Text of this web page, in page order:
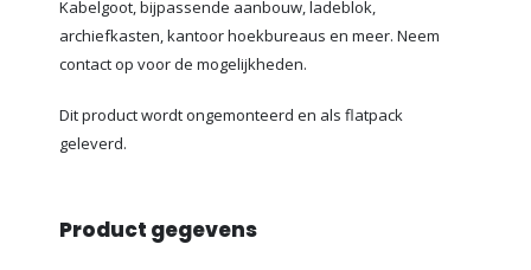
Kabelgoot, bijpassende aanbouw, ladeblok,
archiefkasten, kantoor hoekbureaus en meer. Neem
contact op voor de mogelijkheden.
Dit product wordt ongemonteerd en als flatpack
geleverd.
Product gegevens